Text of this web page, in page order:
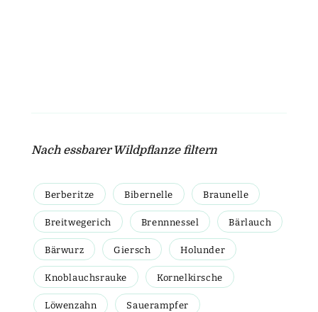
Nach essbarer Wildpflanze filtern
Berberitze Bibernelle Braunelle
Breitwegerich Brennnessel Bärlauch
Bärwurz Giersch Holunder
Knoblauchsrauke Kornelkirsche
Löwenzahn Sauerampfer